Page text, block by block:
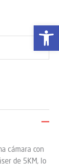
cámara con
de 5KM, lo
Abrir